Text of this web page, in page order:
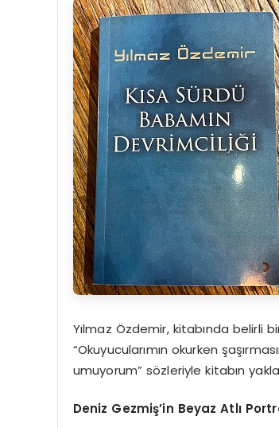
Yılmaz Özdemir, kitabında belirli
“Okuyucularımın okurken
umuyorum” sözleriyle kitabın
Deniz Gezmiş’in Beyaz Atlı